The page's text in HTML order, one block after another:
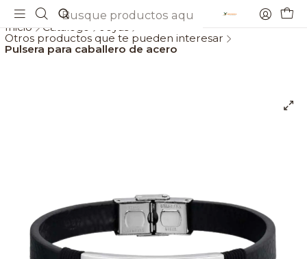
Inicio Catálogo
Otros productos que te pueden interesar
Pulsera para caballero de acero